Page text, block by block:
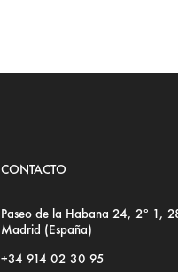
CONTACTO
Paseo de la Habana 24, 2º 1,
Madrid (España)
+34 914 02 30 95